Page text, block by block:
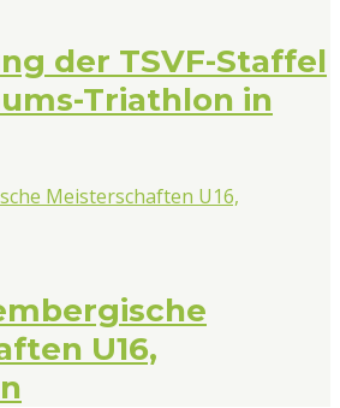
der TSVF-Staffel
Triathlon in
U16,